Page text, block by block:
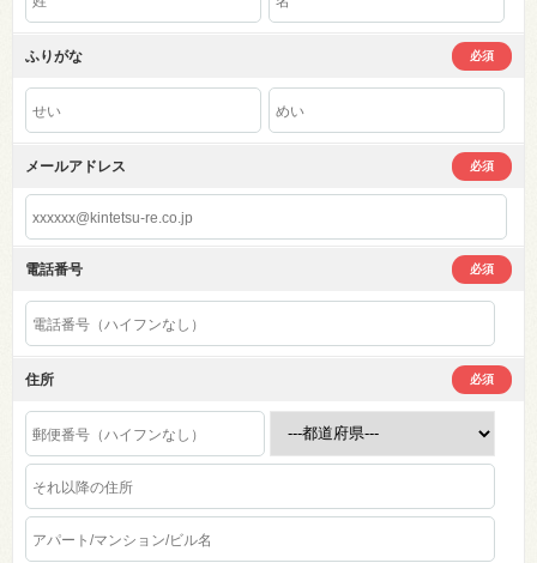
ふりがな 必須
メールアドレス 必須
電話番号 必須
住所 必須